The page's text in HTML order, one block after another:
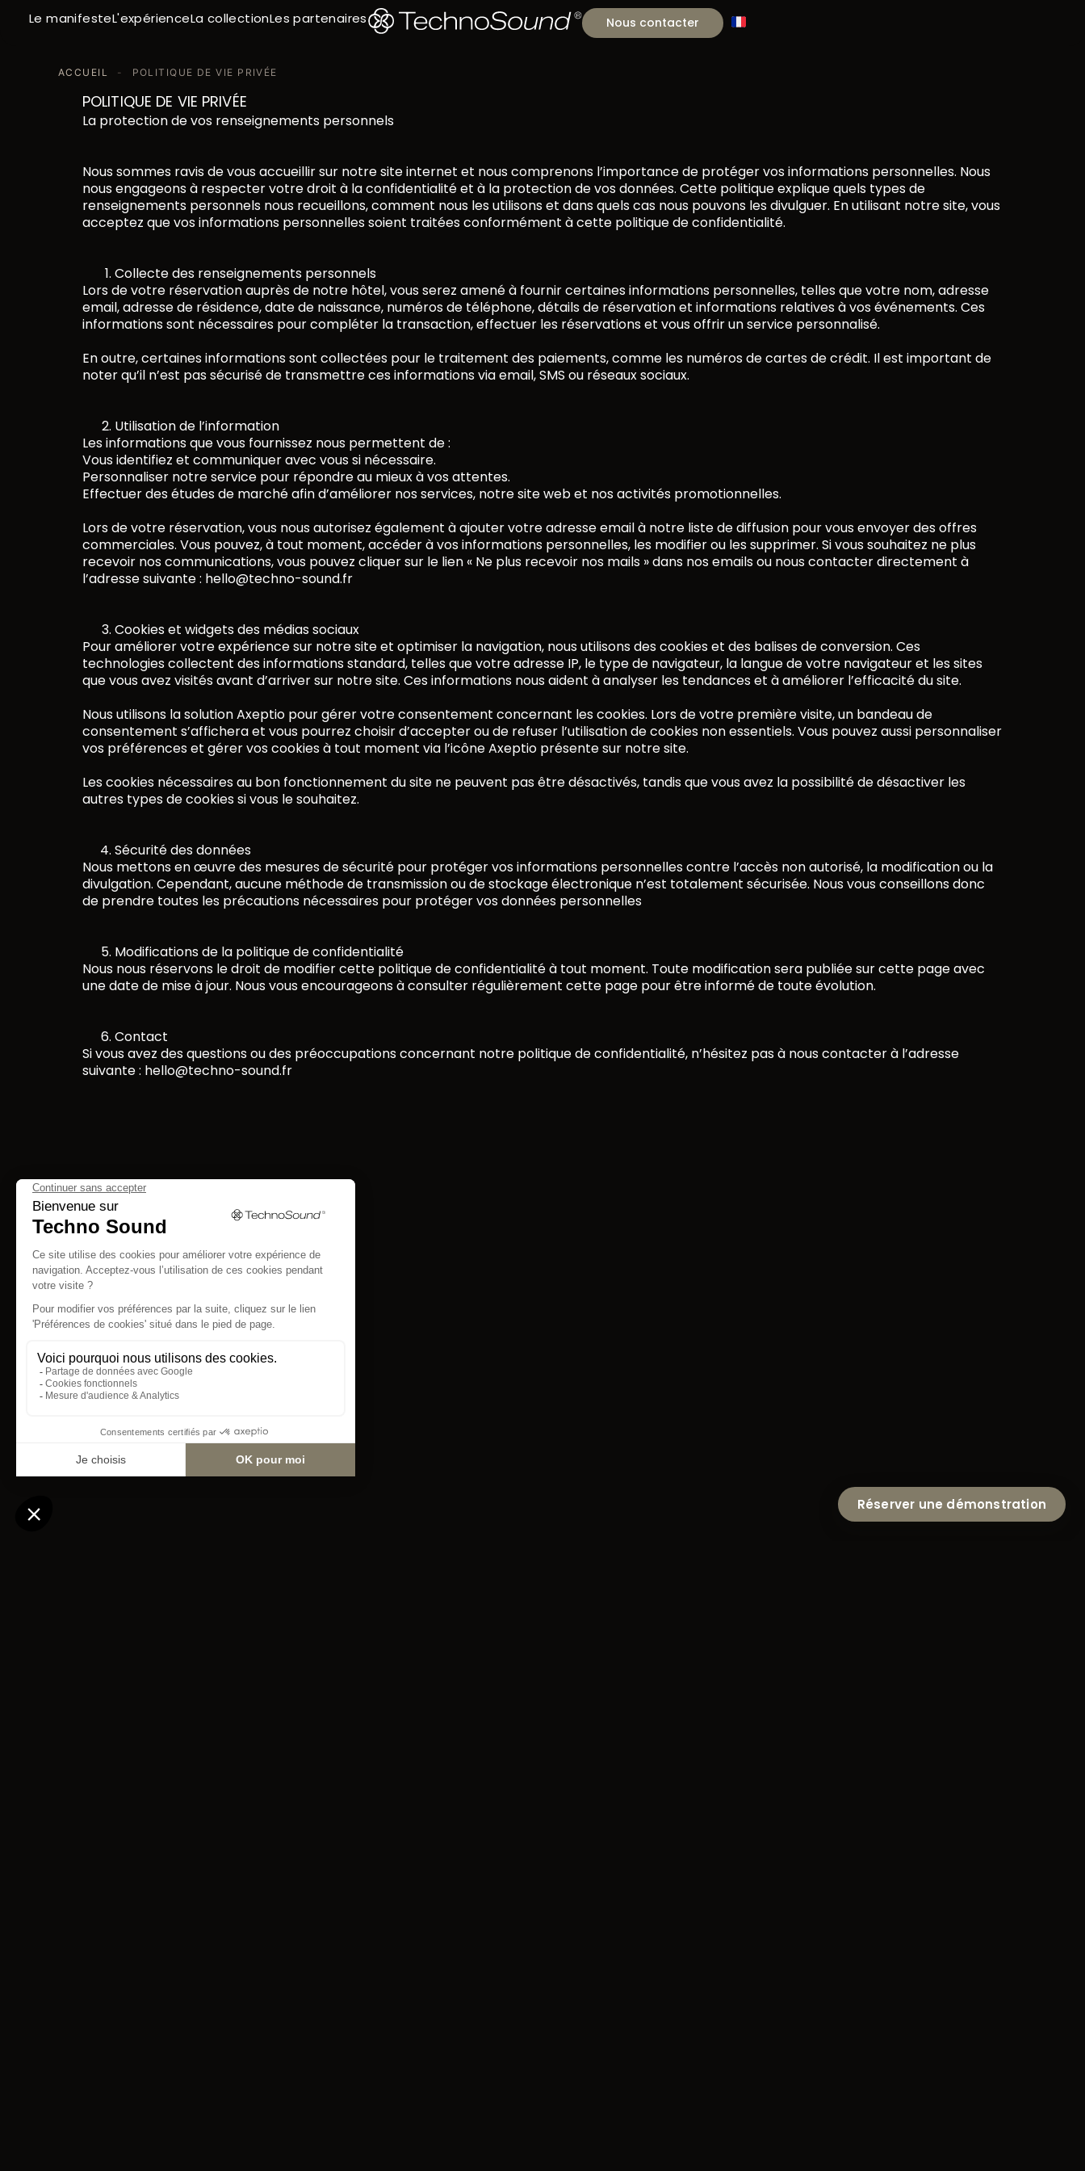
Le manifesteL'expérienceLa collectionLes partenaires Nous contacter
ACCUEIL - POLITIQUE DE VIE PRIVÉE
POLITIQUE DE VIE PRIVÉE
La protection de vos renseignements personnels
Nous sommes ravis de vous accueillir sur notre site internet et nous comprenons l’importance de protéger vos informations personnelles. Nous
nous engageons à respecter votre droit à la confidentialité et à la protection de vos données. Cette politique explique quels types de
renseignements personnels nous recueillons, comment nous les utilisons et dans quels cas nous pouvons les divulguer. En utilisant notre site, vous
acceptez que vos informations personnelles soient traitées conformément à cette politique de confidentialité.
Collecte des renseignements personnels
Lors de votre réservation auprès de notre hôtel, vous serez amené à fournir certaines informations personnelles, telles que votre nom, adresse
email, adresse de résidence, date de naissance, numéros de téléphone, détails de réservation et informations relatives à vos événements. Ces
informations sont nécessaires pour compléter la transaction, effectuer les réservations et vous offrir un service personnalisé.
En outre, certaines informations sont collectées pour le traitement des paiements, comme les numéros de cartes de crédit. Il est important de
noter qu’il n’est pas sécurisé de transmettre ces informations via email, SMS ou réseaux sociaux.
Utilisation de l’information
Les informations que vous fournissez nous permettent de :
Vous identifiez et communiquer avec vous si nécessaire.
Personnaliser notre service pour répondre au mieux à vos attentes.
Effectuer des études de marché afin d’améliorer nos services, notre site web et nos activités promotionnelles.
Lors de votre réservation, vous nous autorisez également à ajouter votre adresse email à notre liste de diffusion pour vous envoyer des offres
commerciales. Vous pouvez, à tout moment, accéder à vos informations personnelles, les modifier ou les supprimer. Si vous souhaitez ne plus
recevoir nos communications, vous pouvez cliquer sur le lien « Ne plus recevoir nos mails » dans nos emails ou nous contacter directement à
l’adresse suivante : hello@techno-sound.fr
Cookies et widgets des médias sociaux
Pour améliorer votre expérience sur notre site et optimiser la navigation, nous utilisons des cookies et des balises de conversion. Ces
technologies collectent des informations standard, telles que votre adresse IP, le type de navigateur, la langue de votre navigateur et les sites
que vous avez visités avant d’arriver sur notre site. Ces informations nous aident à analyser les tendances et à améliorer l’efficacité du site.
Nous utilisons la solution Axeptio pour gérer votre consentement concernant les cookies. Lors de votre première visite, un bandeau de
consentement s’affichera et vous pourrez choisir d’accepter ou de refuser l’utilisation de cookies non essentiels. Vous pouvez aussi personnaliser
vos préférences et gérer vos cookies à tout moment via l’icône Axeptio présente sur notre site.
Les cookies nécessaires au bon fonctionnement du site ne peuvent pas être désactivés, tandis que vous avez la possibilité de désactiver les
autres types de cookies si vous le souhaitez.
Sécurité des données
Nous mettons en œuvre des mesures de sécurité pour protéger vos informations personnelles contre l’accès non autorisé, la modification ou la
divulgation. Cependant, aucune méthode de transmission ou de stockage électronique n’est totalement sécurisée. Nous vous conseillons donc
de prendre toutes les précautions nécessaires pour protéger vos données personnelles
Modifications de la politique de confidentialité
Nous nous réservons le droit de modifier cette politique de confidentialité à tout moment. Toute modification sera publiée sur cette page avec
une date de mise à jour. Nous vous encourageons à consulter régulièrement cette page pour être informé de toute évolution.
Contact
Si vous avez des questions ou des préoccupations concernant notre politique de confidentialité, n’hésitez pas à nous contacter à l’adresse
suivante : hello@techno-sound.fr
Réserver une démonstration